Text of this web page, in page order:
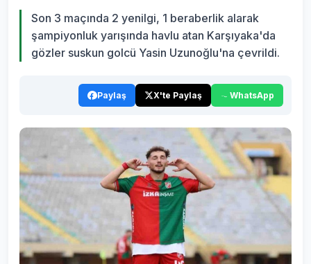
Son 3 maçında 2 yenilgi, 1 beraberlik alarak
şampiyonluk yarışında havlu atan Karşıyaka'da
gözler suskun golcü Yasin Uzunoğlu'na çevrildi.
Paylaş X'te Paylaş WhatsApp